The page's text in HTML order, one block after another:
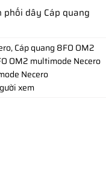
phối dây Cáp quang
Necero
xem